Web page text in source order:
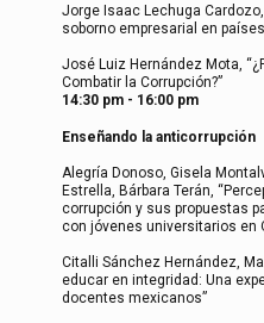
Jorge Isaac Lechuga
soborno empresarial en
José Luiz Hernández Mota,
Combatir la Corrupción?”
14:30 pm - 16:00 pm
Enseñando la anticorrupción
Alegría Donoso, Gisela
Estrella, Bárbara Terán,
corrupción y sus propuestas
con jóvenes universitarios en
Citalli Sánchez Hernández,
educar en integridad: Una
docentes mexicanos”